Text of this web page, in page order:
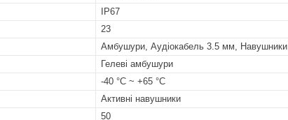
IP67
23
Амбушури, Аудіокабель 3.5 мм, Навушники
Гелеві амбушури
-40 °C ~ +65 °C
Активні навушники
50